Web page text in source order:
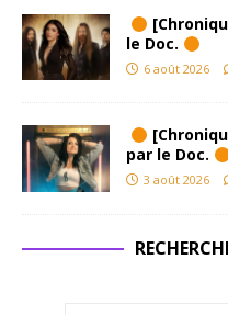
le Doc.
6 août 2026
par le Doc.
3 août 2026